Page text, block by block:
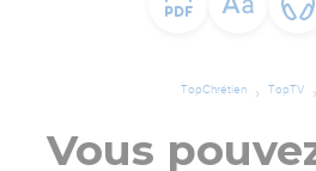
TopChrétien TopTV
Vous